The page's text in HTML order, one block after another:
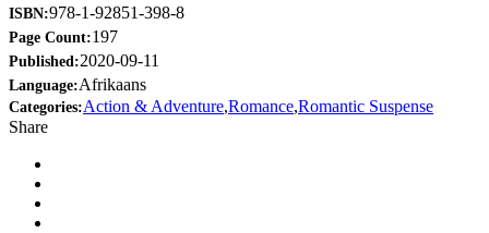
ISBN:978-1-92851-398-8
Page Count:197
Published:2020-09-11
Language:Afrikaans
Categories:Action & Adventure,Romance,Romantic Suspense
Share